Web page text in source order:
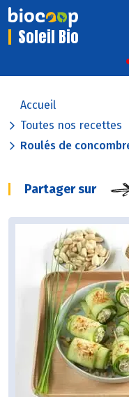
Soleil Bio
Accueil
Toutes nos recettes
Roulés de
Partager sur